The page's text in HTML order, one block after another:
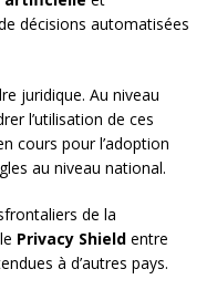
décisions automatisées
juridique. Au niveau
l’utilisation de ces
cours pour l’adoption
au niveau national.
de la
Privacy Shield entre
à d’autres pays.